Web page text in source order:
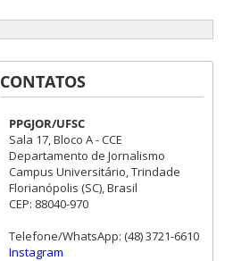
CONTATOS
PPGJOR/UFSC
Sala 17, Bloco A - CCE
Departamento de Jornalismo
Campus Universitário, Trindade
Florianópolis (SC), Brasil
CEP: 88040-970
Telefone/WhatsApp: (48) 3721-6610
Instagram